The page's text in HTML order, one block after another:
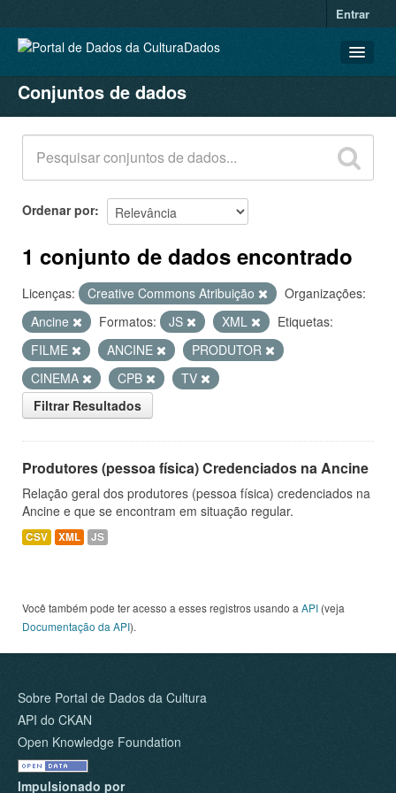
Entrar
CONJUNTOS DE DADOS
ORGANIZAÇÕES
GRUPOS
SOBRE
Conjuntos de dados
Ordenar por
1 conjunto de dados encontrado
Licenças: Creative Commons Atribuição
Organizações:
Ancine
Formatos: JS XML
Etiquetas:
FILME
ANCINE
PRODUTOR
CINEMA
CPB
TV
Filtrar Resultados
Produtores (pessoa física) Credenciados na Ancine
Relação geral dos produtores (pessoa física) credenciados na
Ancine e que se encontram em situação regular.
CSV XML JS
Você também pode ter acesso a esses registros usando a API (veja
Documentação da API).
Sobre Portal de Dados da Cultura
API do CKAN
Open Knowledge Foundation
Impulsionado por